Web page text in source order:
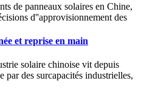
de panneaux solaires en Chine,
d''approvisionnement des
et reprise en main
solaire chinoise vit depuis
par des surcapacités industrielles,